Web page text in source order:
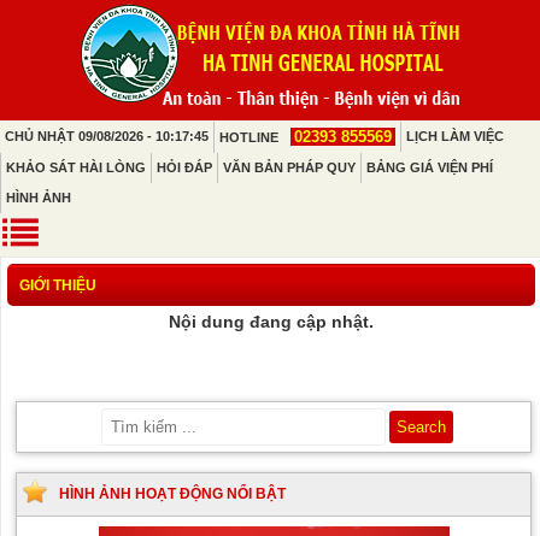
CHỦ NHẬT 09/08/2026 - 10:17:45 HOTLINE 02393 855569 LỊCH LÀM VIỆC
KHẢO SÁT HÀI LÒNG HỎI ĐÁP VĂN BẢN PHÁP QUY BẢNG GIÁ VIỆN PHÍ
HÌNH ẢNH
GIỚI THIỆU
Nội dung đang cập nhật.
HÌNH ẢNH HOẠT ĐỘNG NỔI BẬT